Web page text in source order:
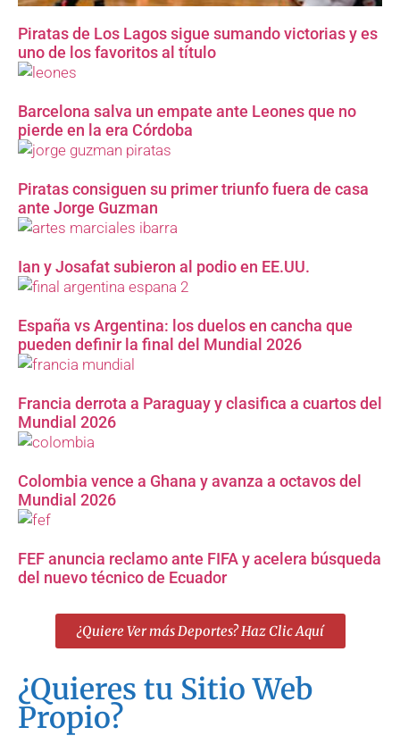
Piratas de Los Lagos sigue sumando victorias y es
uno de los favoritos al título
Barcelona salva un empate ante Leones que no
pierde en la era Córdoba
Piratas consiguen su primer triunfo fuera de casa
ante Jorge Guzman
Ian y Josafat subieron al podio en EE.UU.
España vs Argentina: los duelos en cancha que
pueden definir la final del Mundial 2026
Francia derrota a Paraguay y clasifica a cuartos del
Mundial 2026
Colombia vence a Ghana y avanza a octavos del
Mundial 2026
FEF anuncia reclamo ante FIFA y acelera búsqueda
del nuevo técnico de Ecuador
¿Quiere Ver más Deportes? Haz Clic Aquí
¿Quieres tu Sitio Web
Propio?